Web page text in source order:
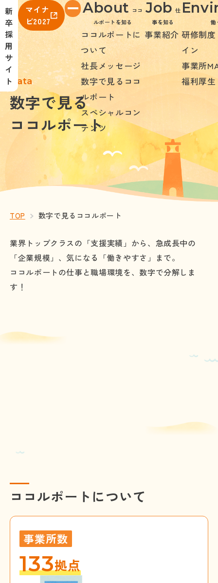
株式会社ココルポート
新
卒
採
用
サ
イ
ト
マイナ
ビ2027
About ココ
ルポートを知る
ココルポートに
ついて
社長メッセージ
数字で見るココ
ルポート
スペシャルコン
テンツ
Job 仕
事を知る
事業紹介
働
研修制
イン
事業所
福利厚
Data
数字で見る
ココルポート
TOP 数字で見るココルポート
業界トップクラスの「支援実績」から、急成長中の
「企業規模」、気になる「働きやすさ」まで。
ココルポートの仕事と職場環境を、数字で分解しま
す！
ココルポートについて
事業所数
133拠点